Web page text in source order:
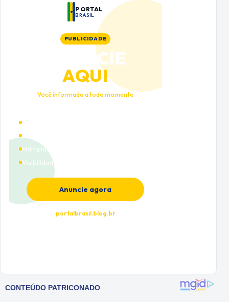
PORTAL
BRASIL
PUBLICIDADE
ANUNCIE
AQUI
Você informado a todo momento
Múltiplas categorias
Visibilidade premium
Anuncie agora
portalbrasil.blog.br